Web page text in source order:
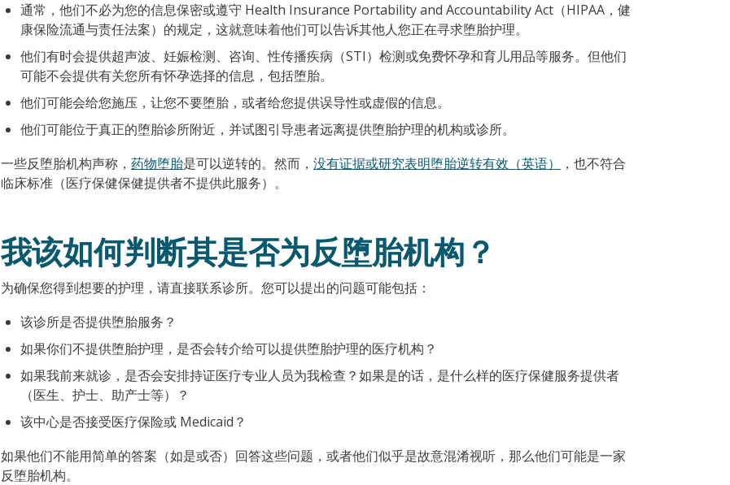
通常，他们不必为您的信息保密或遵守 Health Insurance Portability and Accountability Act（HIPAA，健
康保险流通与责任法案）的规定，这就意味着他们可以告诉其他人您正在寻求堕胎护理。
他们有时会提供超声波、妊娠检测、咨询、性传播疾病（STI）检测或免费怀孕和育儿用品等服务。但他们
可能不会提供有关您所有怀孕选择的信息，包括堕胎。
他们可能会给您施压，让您不要堕胎，或者给您提供误导性或虚假的信息。
他们可能位于真正的堕胎诊所附近，并试图引导患者远离提供堕胎护理的机构或诊所。
一些反堕胎机构声称， 药物堕胎是可以逆转的。然而， 没有证据或研究表明堕胎逆转有效（英语）
，也不符合
临床标准（医疗保健保健提供者不提供此服务）。
我该如何判断其是否为反堕胎机构？
为确保您得到想要的护理，请直接联系诊所。您可以提出的问题可能包括：
该诊所是否提供堕胎服务？
如果你们不提供堕胎护理，是否会转介给可以提供堕胎护理的医疗机构？
如果我前来就诊，是否会安排持证医疗专业人员为我检查？如果是的话，是什么样的医疗保健服务提供者
（医生、护士、助产士等）？
该中心是否接受医疗保险或 Medicaid？
如果他们不能用简单的答案（如是或否）回答这些问题，或者他们似乎是故意混淆视听，那么他们可能是一家
反堕胎机构。